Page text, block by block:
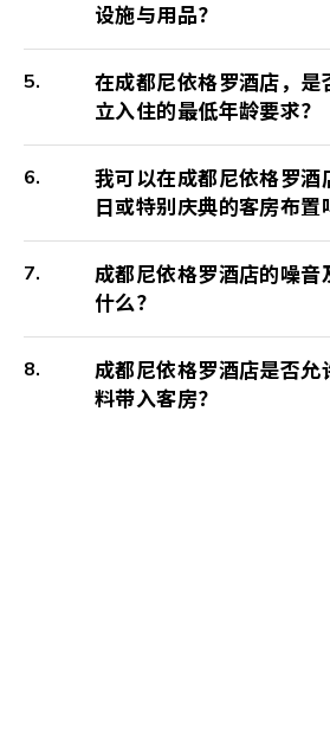
设施与用品？
在成都尼依格罗酒店，是
立入住的最低年龄要求？
我可以在成都尼依格罗酒
日或特别庆典的客房布置
成都尼依格罗酒店的噪音
什么？
成都尼依格罗酒店是否允
料带入客房？